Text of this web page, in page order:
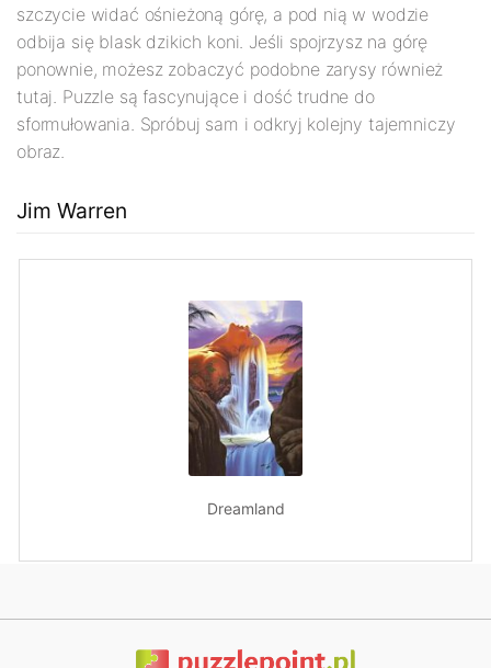
szczycie widać ośnieżoną górę, a pod nią w wodzie
odbija się blask dzikich koni. Jeśli spojrzysz na górę
ponownie, możesz zobaczyć podobne zarysy również
tutaj. Puzzle są fascynujące i dość trudne do
sformułowania. Spróbuj sam i odkryj kolejny tajemniczy
obraz.
Jim Warren
Dreamland